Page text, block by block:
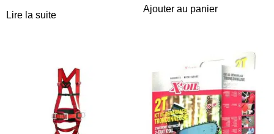
Lire la suite
Ajouter au panier